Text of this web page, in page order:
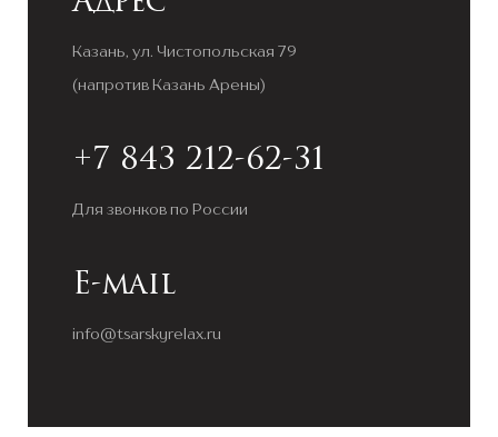
Казань, ул. Чистопольская 79
(напротив Казань Арены)
+7 843 212-62-31
Для звонков по России
E-mail
info@tsarskyrelax.ru